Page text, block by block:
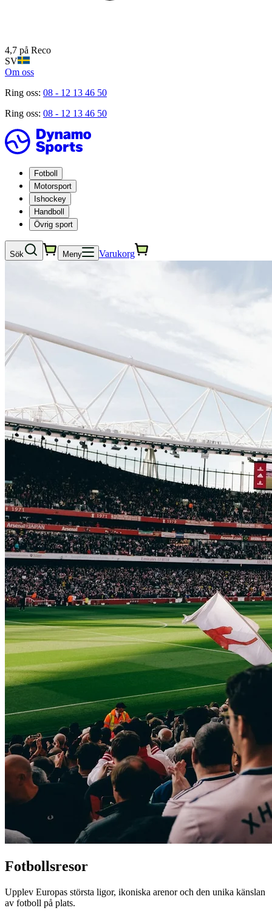
4,7 på Reco
SV
Om oss
Ring oss: 08 - 12 13 46 50
Ring oss: 08 - 12 13 46 50
Fotboll
Motorsport
Ishockey
Handboll
Övrig sport
Sök Meny Varukorg
Fotbollsresor
Upplev Europas största ligor, ikoniska arenor och den unika känslan
av fotboll på plats.